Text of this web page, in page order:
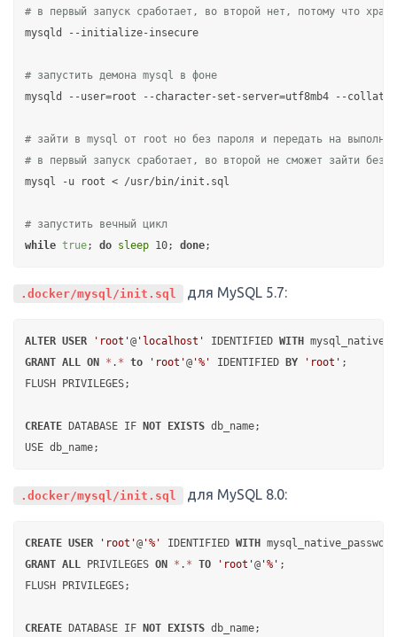
# в первый запуск сработает, во второй нет, потому что
mysqld --initialize-insecure
# запустить демона mysql в фоне
mysqld --user=root --character-set-server=utf8mb4 --
# зайти в mysql от root но без пароля и передать на
# в первый запуск сработает, во второй не сможет зайти без
mysql -u root < /usr/bin/init.sql
# запустить вечный цикл
while true; do sleep 10; done
.docker/mysql/init.sql для MySQL 5.7:
ALTER USER 'root'@ 'localhost' IDENTIFIED WITH
GRANT ALL ON * . * to 'root'@ '%' IDENTIFIED BY 'root' ;
FLUSH PRIVILEGES;
CREATE DATABASE IF NOT EXISTS db_name;
.docker/mysql/init.sql для MySQL 8.0:
CREATE USER 'root'@ '%' IDENTIFIED WITH
GRANT ALL PRIVILEGES ON * . * TO 'root'@ '%' ;
FLUSH PRIVILEGES;
CREATE DATABASE IF NOT EXISTS db_name;